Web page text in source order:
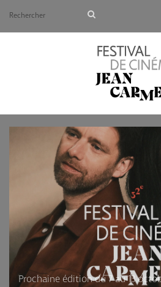
Avant de continuer,
Prochaine édition du 7 au 13